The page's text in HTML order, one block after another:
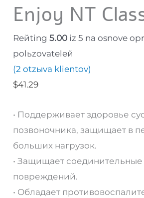
Enjoy NT
Reйting5.00 iz 5 na osnove
polьzovateleй
(2 otzыva klientov)
$41.29
• Поддерживает здоровье
позвоночника, защищает в
больших нагрузок.
• Защищает соединительные
повреждений.
• Обладает